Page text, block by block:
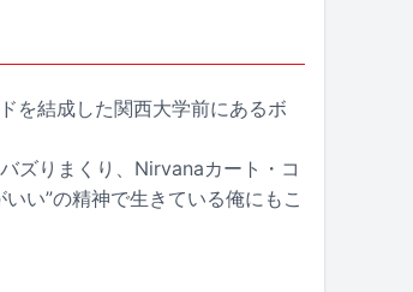
を結成した関西大学前にあるボ
ズりまくり、Nirvanaカート・コ
い”の精神で生きている俺にもこ